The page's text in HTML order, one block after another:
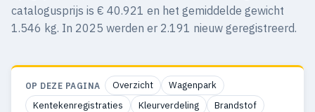
catalogusprijs is € 40.921 en het gemiddelde gewicht
1.546 kg. In 2025 werden er 2.191 nieuw geregistreerd.
OP DEZE PAGINA Overzicht
Wagenpark
Kentekenregistraties
Kleurverdeling
Brandstof